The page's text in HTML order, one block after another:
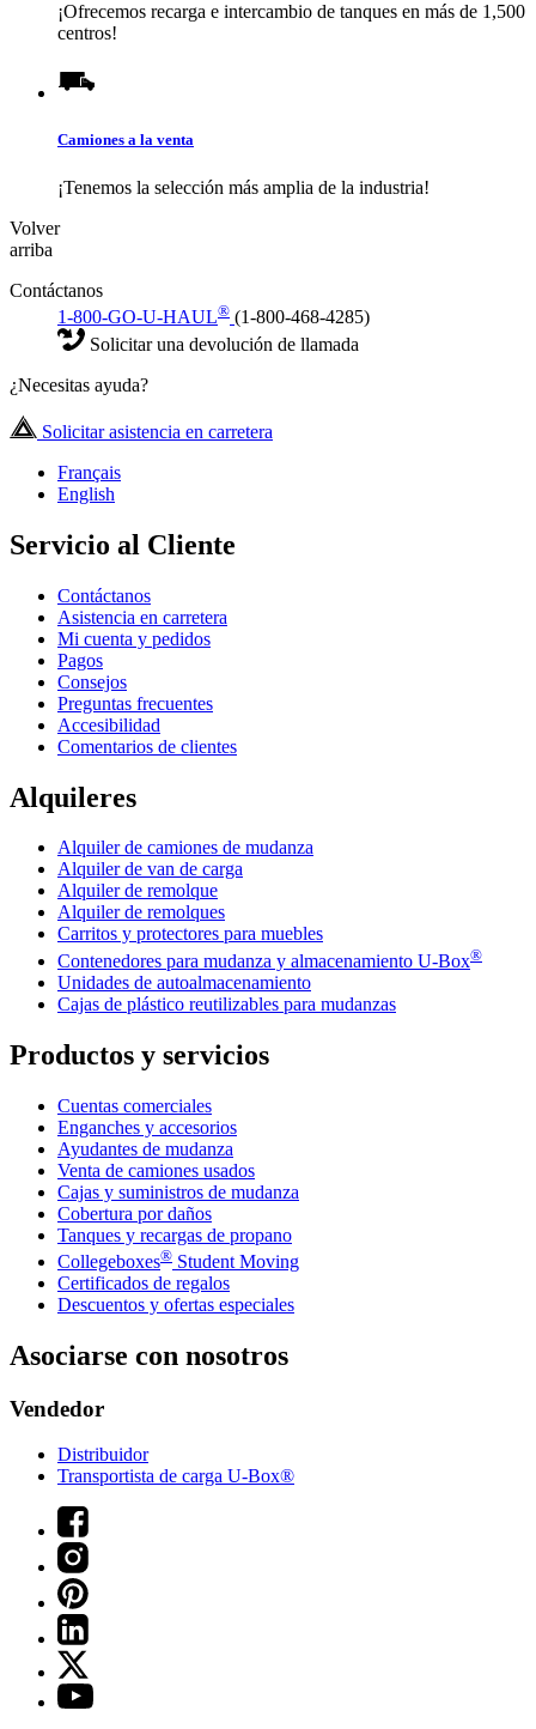
¡Ofrecemos recarga e intercambio de tanques en más de 1,500
centros!
Camiones a la venta
¡Tenemos la selección más amplia de la industria!
Volver
arriba
Contáctanos
1-800-GO-U-HAUL® (1-800-468-4285)
Solicitar una devolución de llamada
¿Necesitas ayuda?
Solicitar asistencia en carretera
Français
English
Servicio al Cliente
Contáctanos
Asistencia en carretera
Mi cuenta y pedidos
Pagos
Consejos
Preguntas frecuentes
Accesibilidad
Comentarios de clientes
Alquileres
Alquiler de camiones de mudanza
Alquiler de van de carga
Alquiler de remolque
Alquiler de remolques
Carritos y protectores para muebles
Contenedores para mudanza y almacenamiento U-Box®
Unidades de autoalmacenamiento
Cajas de plástico reutilizables para mudanzas
Productos y servicios
Cuentas comerciales
Enganches y accesorios
Ayudantes de mudanza
Venta de camiones usados
Cajas y suministros de mudanza
Cobertura por daños
Tanques y recargas de propano
Collegeboxes® Student Moving
Certificados de regalos
Descuentos y ofertas especiales
Asociarse con nosotros
Vendedor
Distribuidor
Transportista de carga U-Box®